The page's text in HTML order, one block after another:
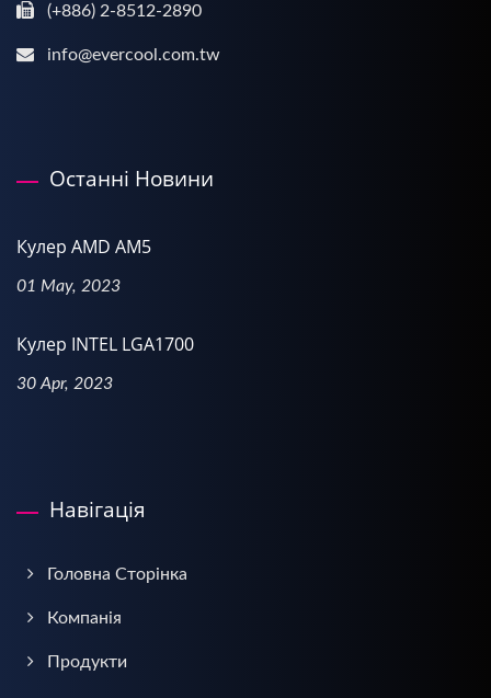
(+886) 2-8512-2890
info@evercool.com.tw
Останні Новини
Кулер AMD AM5
01 May, 2023
Кулер INTEL LGA1700
30 Apr, 2023
Навігація
Головна Сторінка
Компанія
Продукти